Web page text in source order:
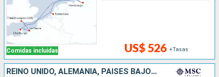
Comidas incluidas US$ 526 +Tasas
REINO UNIDO, ALEMANIA, PAISES BAJOS, FRANCIA